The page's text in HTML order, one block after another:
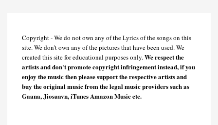
Copyright - We do not own any of the Lyrics of the songs on this
site. We don't own any of the pictures that have been used. We
created this site for educational purposes only.We respect the
artists and don't promote copyright infringement instead, if you
enjoy the music then please support the respective artists and
buy the original music from the legal music providers such as
Gaana, Jiosaavn, iTunes Amazon Music etc.